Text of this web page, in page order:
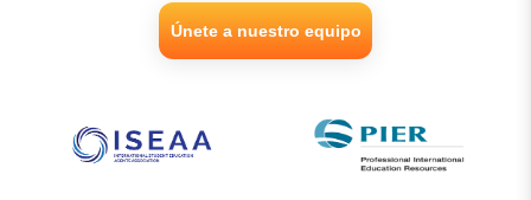
Únete a nuestro equipo